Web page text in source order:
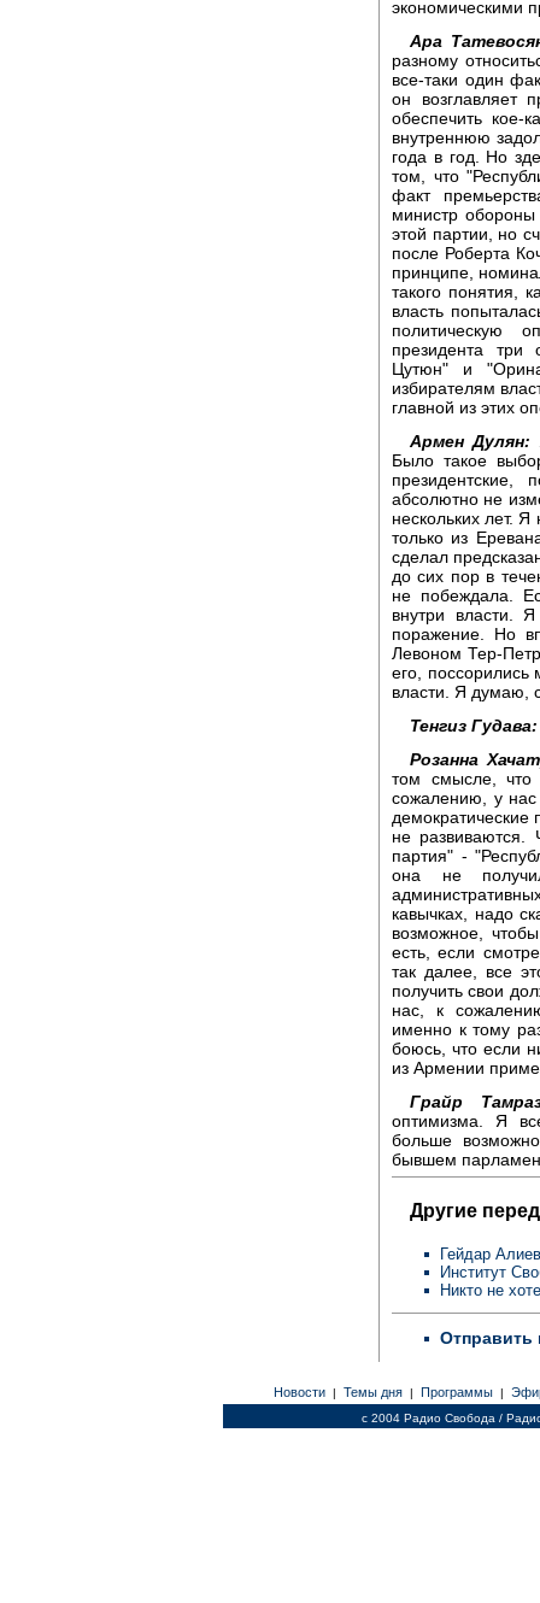
экономическими
Ара
разному
все-таки один
он возглавляет
обеспечить кое-
внутреннюю
года в год. Но
том, что
факт
министр
этой партии, но
после Роберта
принципе,
такого понятия,
власть
политическую
президента
Цутюн" и
избирателям
главной из этих
Армен Дулян:
Было такое
абсолютно не
нескольких лет.
только из
сделал
до сих пор в
не побеждала.
внутри власти.
поражение. Но
Левоном Тер-
его, поссорились
власти. Я думаю,
Тенгиз Гудава:
Розанна
том смысле, что
сожалению, у нас
демократические
не развиваются.
партия" -
она не
кавычках, надо
возможное,
есть, если
так далее, все
получить свои
нас, к
именно к тому
боюсь, что если
из Армении
Грайр
оптимизма. Я
больше
бывшем
Другие
Гейдар
Институт
Никто не
Отправить
Новости | Темы дня | Программы |
c 2004 Радио Свобода /